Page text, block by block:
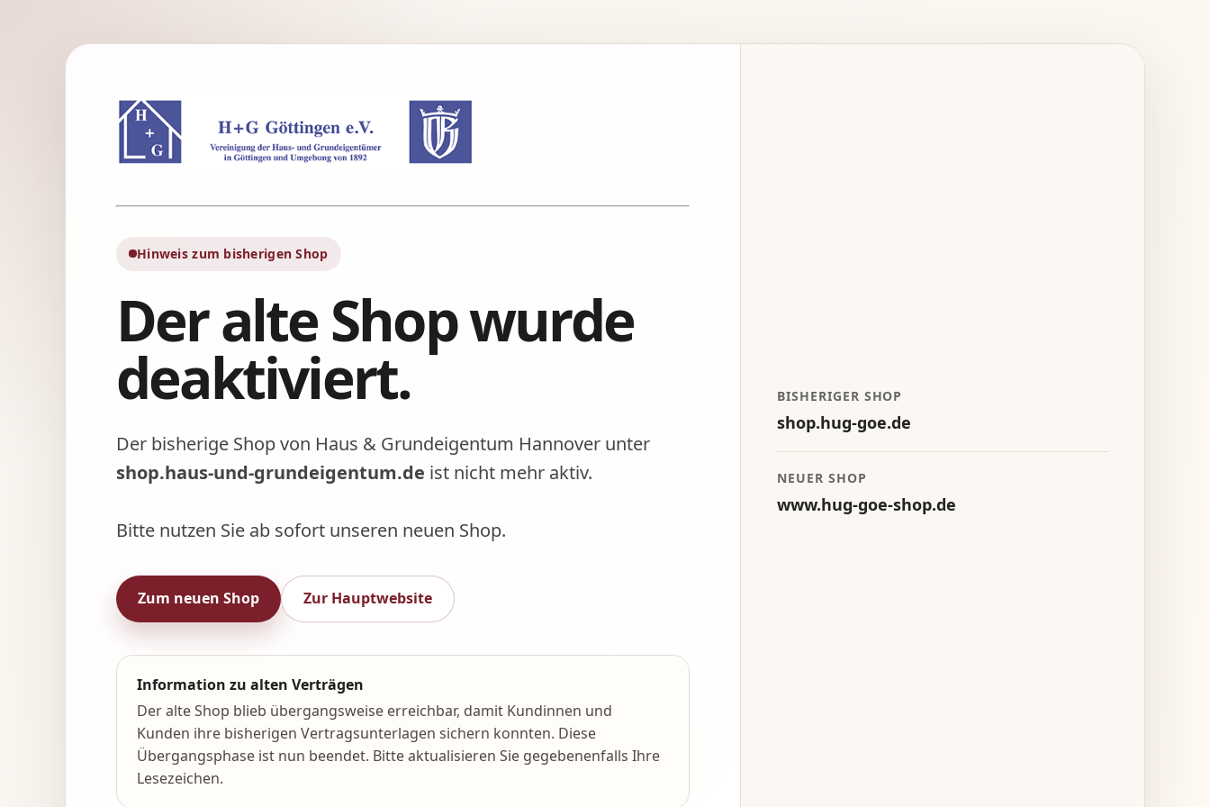
Hinweis zum bisherigen Shop
Der alte Shop wurde
deaktiviert.
Der bisherige Shop von Haus & Grundeigentum Hannover unter
shop.haus-und-grundeigentum.de ist nicht mehr aktiv.
Bitte nutzen Sie ab sofort unseren neuen Shop.
Zum neuen Shop Zur Hauptwebsite
Information zu alten Verträgen
Der alte Shop blieb übergangsweise erreichbar, damit Kundinnen und
Kunden ihre bisherigen Vertragsunterlagen sichern konnten. Diese
Übergangsphase ist nun beendet. Bitte aktualisieren Sie gegebenenfalls Ihre
Lesezeichen.
BISHERIGER SHOP
shop.hug-goe.de
NEUER SHOP
www.hug-goe-shop.de